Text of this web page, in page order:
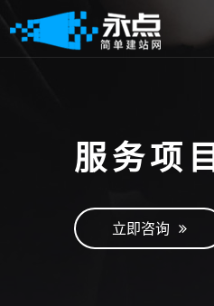
服务项目
立即咨询